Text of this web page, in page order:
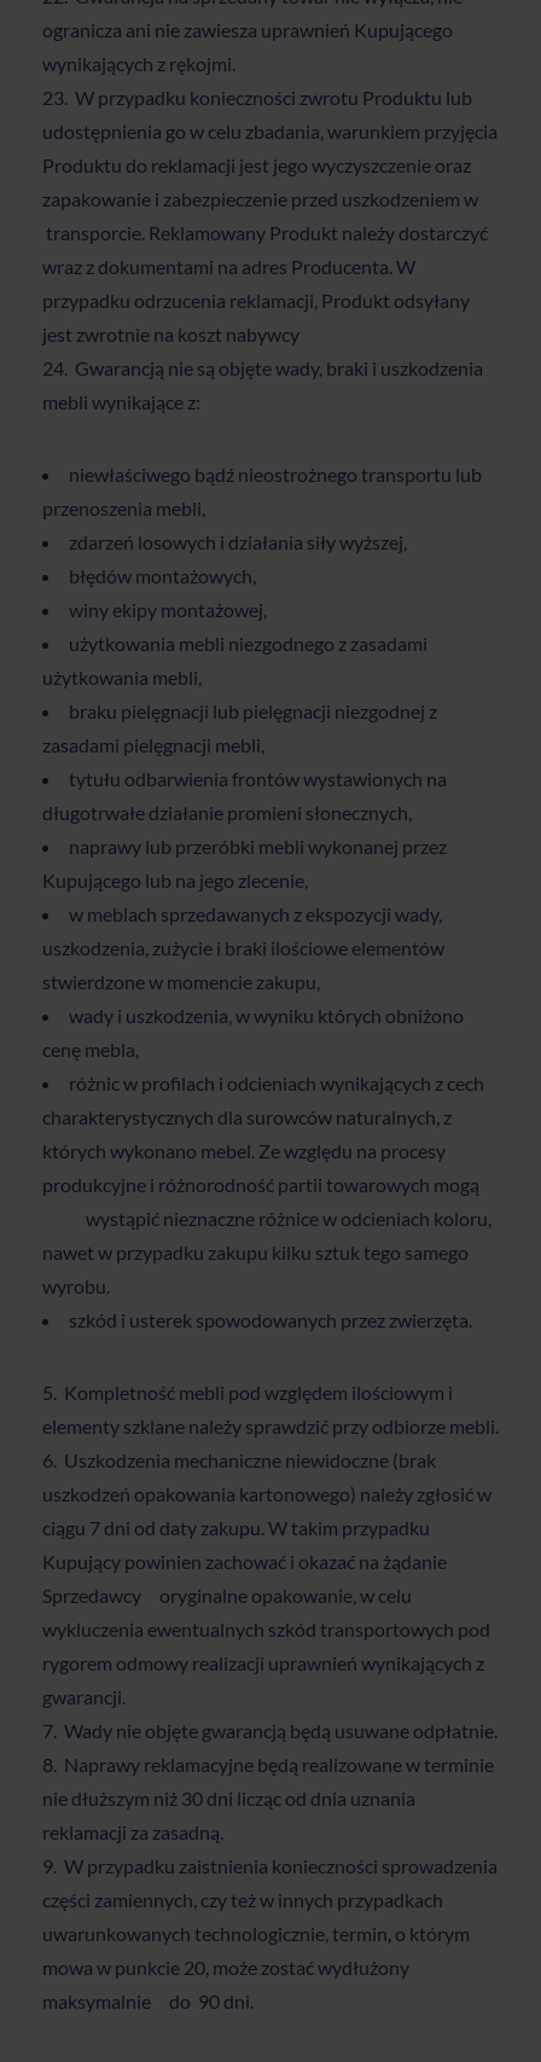
ogranicza ani nie zawiesza uprawnień Kupującego
wynikających z rękojmi.
W przypadku konieczności zwrotu Produktu lub
udostępnienia go w celu zbadania, warunkiem przyjęcia
Produktu do reklamacji jest jego wyczyszczenie oraz
zapakowanie i zabezpieczenie przed uszkodzeniem w
transporcie. Reklamowany Produkt należy dostarczyć
wraz z dokumentami na adres Producenta. W
przypadku odrzucenia reklamacji, Produkt odsyłany
jest zwrotnie na koszt nabywcy
Gwarancją nie są objęte wady, braki i uszkodzenia
mebli wynikające z:
niewłaściwego bądź nieostrożnego transportu lub
przenoszenia mebli,
zdarzeń losowych i działania siły wyższej,
błędów montażowych,
winy ekipy montażowej,
użytkowania mebli niezgodnego z zasadami
użytkowania mebli,
braku pielęgnacji lub pielęgnacji niezgodnej z
zasadami pielęgnacji mebli,
tytułu odbarwienia frontów wystawionych na
długotrwałe działanie promieni słonecznych,
naprawy lub przeróbki mebli wykonanej przez
Kupującego lub na jego zlecenie,
w meblach sprzedawanych z ekspozycji wady,
uszkodzenia, zużycie i braki ilościowe elementów
stwierdzone w momencie zakupu,
wady i uszkodzenia, w wyniku których obniżono
cenę mebla,
różnic w profilach i odcieniach wynikających z cech
charakterystycznych dla surowców naturalnych, z
których wykonano mebel. Ze względu na procesy
produkcyjne i różnorodność partii towarowych mogą
wystąpić nieznaczne różnice w odcieniach koloru,
nawet w przypadku zakupu kilku sztuk tego samego
wyrobu.
szkód i usterek spowodowanych przez zwierzęta.
Kompletność mebli pod względem ilościowym i
elementy szklane należy sprawdzić przy odbiorze mebli.
Uszkodzenia mechaniczne niewidoczne (brak
uszkodzeń opakowania kartonowego) należy zgłosić w
ciągu 7 dni od daty zakupu. W takim przypadku
Kupujący powinien zachować i okazać na żądanie
Sprzedawcy oryginalne opakowanie, w celu
wykluczenia ewentualnych szkód transportowych pod
rygorem odmowy realizacji uprawnień wynikających z
gwarancji.
Wady nie objęte gwarancją będą usuwane odpłatnie.
Naprawy reklamacyjne będą realizowane w terminie
nie dłuższym niż 30 dni licząc od dnia uznania
reklamacji za zasadną.
W przypadku zaistnienia konieczności sprowadzenia
części zamiennych, czy też w innych przypadkach
uwarunkowanych technologicznie, termin, o którym
mowa w punkcie 20, może zostać wydłużony
maksymalnie do 90 dni.